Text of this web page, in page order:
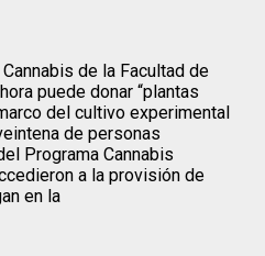
de la Facultad de
puede donar “plantas
del cultivo experimental
de personas
Programa Cannabis
a la provisión de
en la